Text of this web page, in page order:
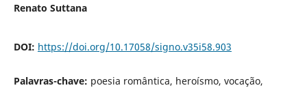
Renato Suttana
DOI: https://doi.org/10.17058/signo.v35i58.903
Palavras-chave: poesia romântica, heroísmo, vocação,